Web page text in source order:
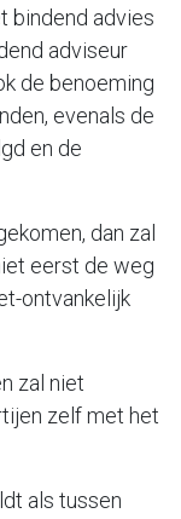
bindend advies
adviseur
de benoeming
evenals de
en de
dan zal
eerst de weg
ontvankelijk
zal niet
zelf met het
als tussen